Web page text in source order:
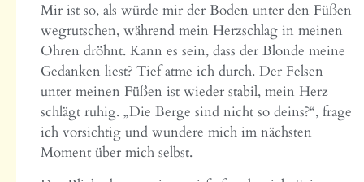
Mir ist so, als würde mir der Boden unter den Füßen
wegrutschen, während mein Herzschlag in meinen
Ohren dröhnt. Kann es sein, dass der Blonde meine
Gedanken liest? Tief atme ich durch. Der Felsen
unter meinen Füßen ist wieder stabil, mein Herz
schlägt ruhig. „Die Berge sind nicht so deins?“, frage
ich vorsichtig und wundere mich im nächsten
Moment über mich selbst.